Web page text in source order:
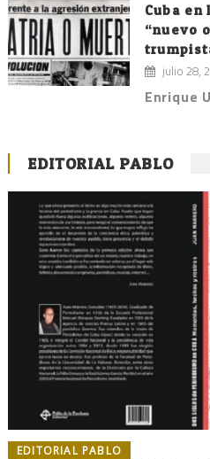
Cuba
“nuevo
julio 28,
Enrique
EDITORIAL PABLO
EDITORIAL PABLO